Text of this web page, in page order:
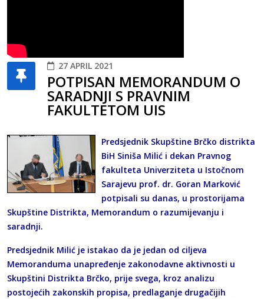
27 APRIL 2021
POTPISAN MEMORANDUM O
SARADNJI S PRAVNIM
FAKULTETOM UIS
Predsjednik Skupštine Brčko distrikta
BiH Siniša Milić i dekan Pravnog
fakulteta Univerziteta u Istočnom
Sarajevu prof. dr. Goran Marković
potpisali su danas, u prostorijama
Skupštine Distrikta, Memorandum o razumijevanju i
saradnji.
Predsjednik Milić je istakao da je jedan od ciljeva
Memoranduma unapređenje zakonodavne aktivnosti u
Skupštini Distrikta Brčko, prije svega, kroz analizu
postojećih zakonskih propisa, predlaganje drugačijih